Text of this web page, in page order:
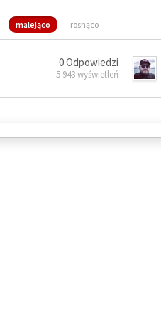
malejąco rosnąco
0 Odpowiedzi
5 943 wyświetleń